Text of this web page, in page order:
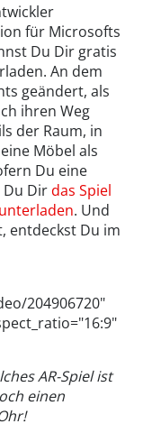
für Microsofts
Du Dir gratis
An dem
geändert, als
ihren Weg
der Raum, in
Möbel als
Du eine
Du Dirdas Spiel
. Und
entdeckst Du im
204906720"
AR-Spiel ist
einen